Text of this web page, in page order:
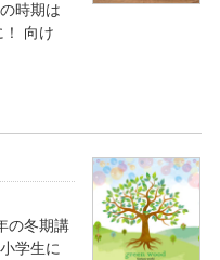
時期は
！ 向け
の冬期講
学生に